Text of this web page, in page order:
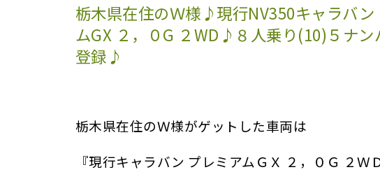
栃木県在住のＷ様♪現行NV350キャラバン
ムGX ２，０G ２WD♪８人乗り(10)５ナン
登録♪
栃木県在住のＷ様がゲットした車両は
『現行キャラバン プレミアムＧＸ ２，０Ｇ ２Ｗ